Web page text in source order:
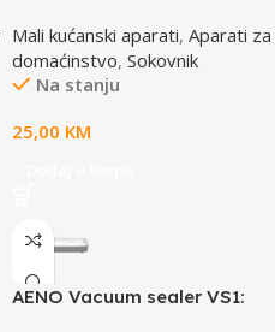
Mali kućanski aparati, Aparati za
domaćinstvo, Sokovnik
Na stanju
25,00 KM
AENO Vacuum sealer VS1: